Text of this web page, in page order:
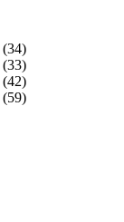
(34)
(33)
(42)
(59)